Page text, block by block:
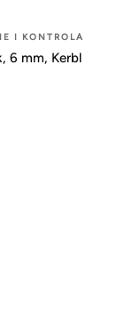
I KONTROLA
6 mm, Kerbl